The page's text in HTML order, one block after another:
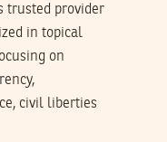
trusted provider
in topical
on
civil liberties